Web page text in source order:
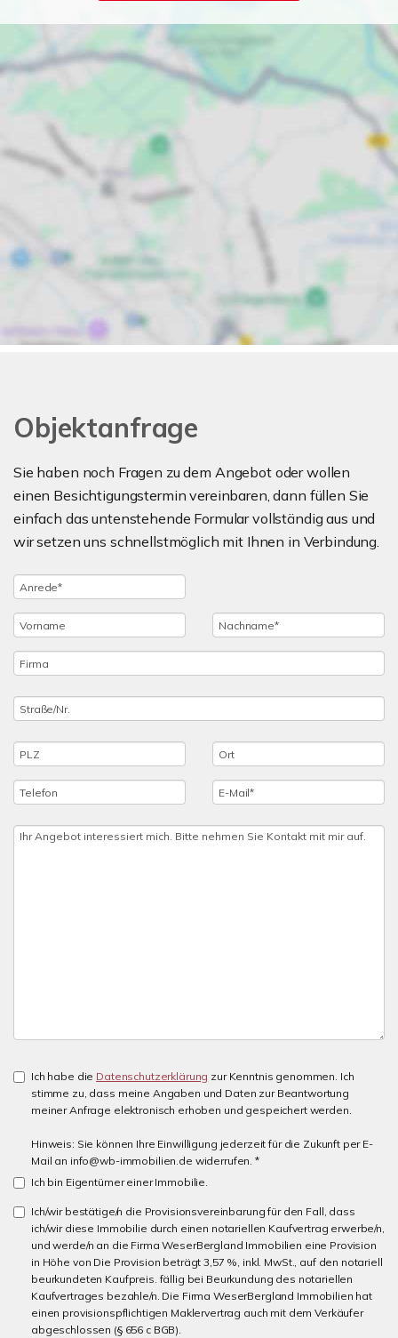
Objektanfrage
Sie haben noch Fragen zu dem Angebot oder wollen
einen Besichtigungstermin vereinbaren, dann füllen Sie
einfach das untenstehende Formular vollständig aus und
wir setzen uns schnellstmöglich mit Ihnen in Verbindung.
Ich habe die Datenschutzerklärung zur Kenntnis genommen. Ich
stimme zu, dass meine Angaben und Daten zur Beantwortung
meiner Anfrage elektronisch erhoben und gespeichert werden.
Hinweis: Sie können Ihre Einwilligung jederzeit für die Zukunft per E-
Mail an info@wb-immobilien.de widerrufen. *
Ich bin Eigentümer einer Immobilie.
Ich/wir bestätige/n die Provisionsvereinbarung für den Fall, dass
ich/wir diese Immobilie durch einen notariellen Kaufvertrag erwerbe/n,
und werde/n an die Firma WeserBergland Immobilien eine Provision
in Höhe von Die Provision beträgt 3,57 %, inkl. MwSt., auf den notariell
beurkundeten Kaufpreis. fällig bei Beurkundung des notariellen
Kaufvertrages bezahle/n. Die Firma WeserBergland Immobilien hat
einen provisionspflichtigen Maklervertrag auch mit dem Verkäufer
abgeschlossen (§ 656 c BGB).